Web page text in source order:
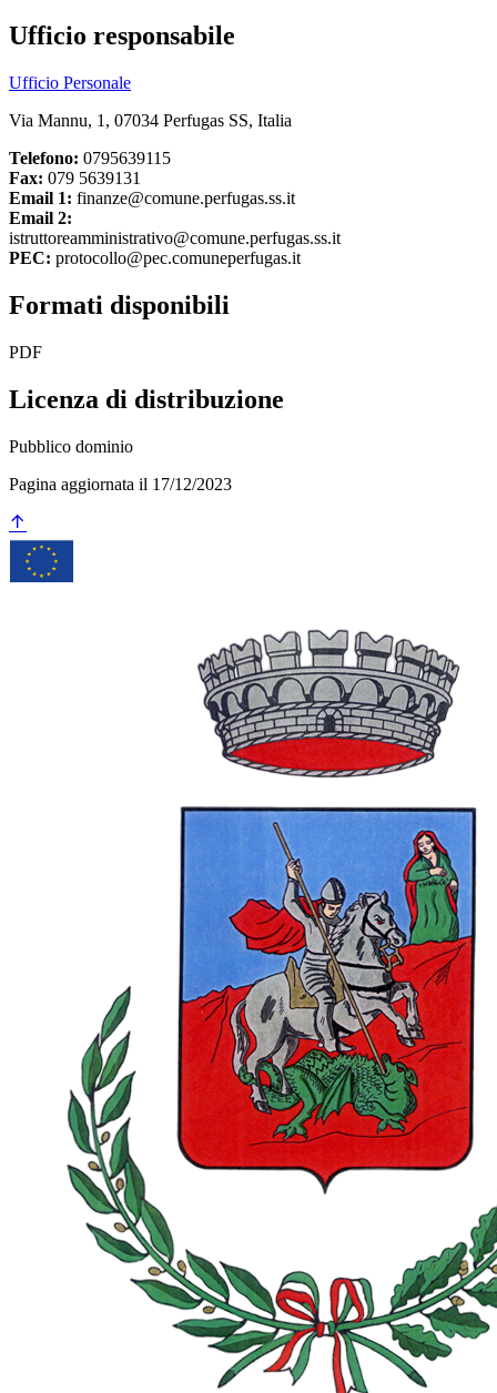
Ufficio responsabile
Ufficio Personale
Via Mannu, 1, 07034 Perfugas SS, Italia
Telefono: 0795639115
Fax: 079 5639131
Email 1: finanze@comune.perfugas.ss.it
Email 2:
istruttoreamministrativo@comune.perfugas.ss.it
PEC: protocollo@pec.comuneperfugas.it
Formati disponibili
PDF
Licenza di distribuzione
Pubblico dominio
Pagina aggiornata il 17/12/2023